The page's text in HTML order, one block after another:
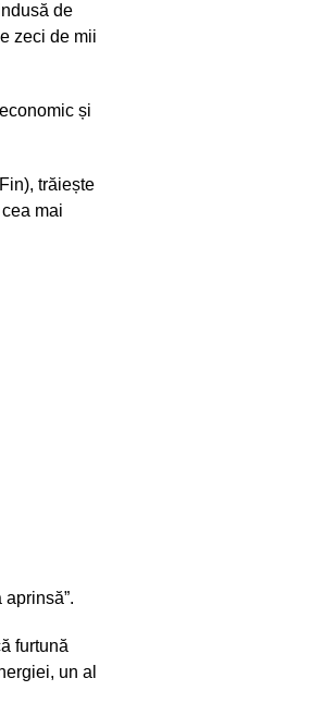
de
zeci de mii
și
trăiește
mai
furtună
un al